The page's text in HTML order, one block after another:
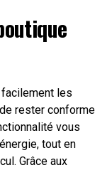
les
rester conforme
vous
tout en
Grâce aux